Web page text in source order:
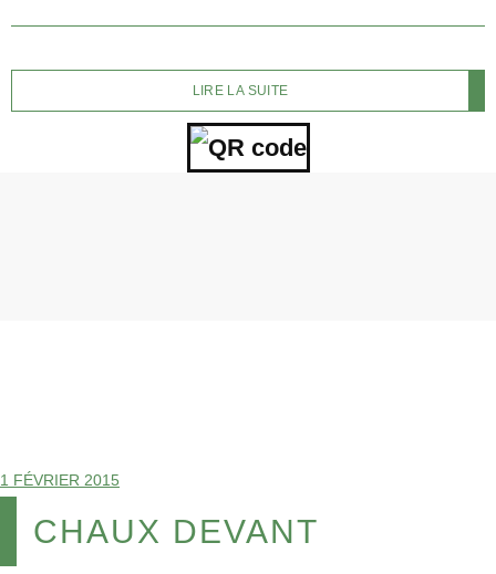
LIRE LA SUITE
1 FÉVRIER 2015
CHAUX DEVANT